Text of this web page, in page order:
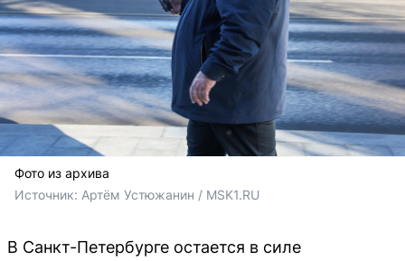
Фото из архива
Источник: Артём Устюжанин / MSK1.RU
В Санкт-Петербурге остается в силе